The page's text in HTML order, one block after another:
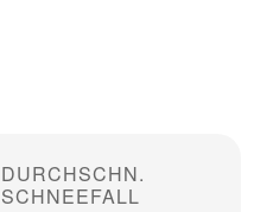
DURCHSCHN.
SCHNEEFALL